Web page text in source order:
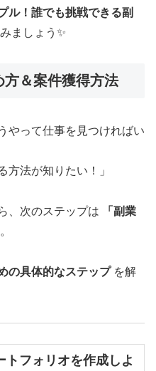
ル！誰でも挑戦できる副
ましょう✨
＆案件獲得方法
やって仕事を見つければい
方法が知りたい！」
、次のステップは
「副業
の具体的なステップを解
フォリオを作成しよ